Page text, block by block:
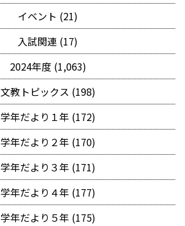
イベント (21)
入試関連 (17)
2024年度 (1,063)
文教トピックス (198)
学年だより１年 (172)
学年だより２年 (170)
学年だより３年 (171)
学年だより４年 (177)
学年だより５年 (175)